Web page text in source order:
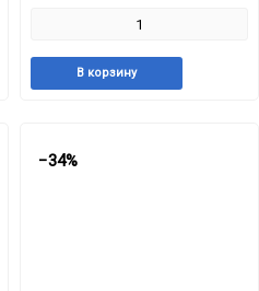
В корзину
−34%